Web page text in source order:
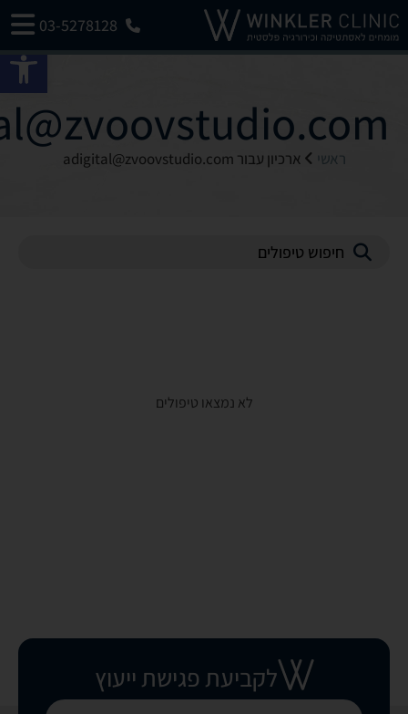
03-5278128
ראשי ארכיון עבור adigital@zvoovstudio.com
לא נמצאו טיפולים
לקביעת פגישת ייעוץ